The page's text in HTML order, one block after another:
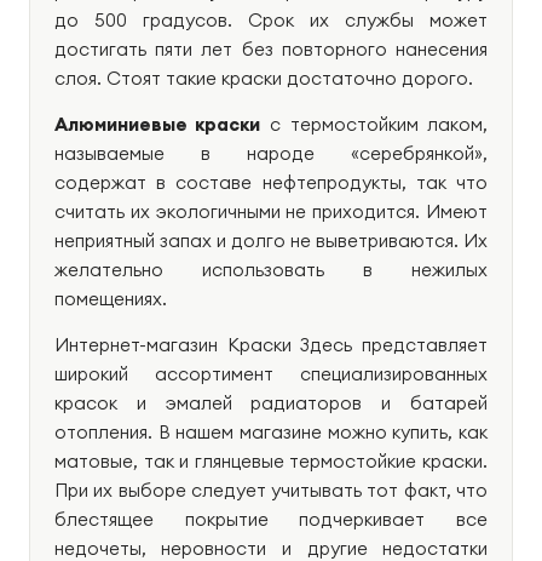
до 500 градусов. Срок их службы может
достигать пяти лет без повторного нанесения
слоя. Стоят такие краски достаточно дорого.
Алюминиевые краски с термостойким лаком,
называемые в народе «серебрянкой»,
содержат в составе нефтепродукты, так что
считать их экологичными не приходится. Имеют
неприятный запах и долго не выветриваются. Их
желательно использовать в нежилых
помещениях.
Интернет-магазин Краски Здесь представляет
широкий ассортимент специализированных
красок и эмалей радиаторов и батарей
отопления. В нашем магазине можно купить, как
матовые, так и глянцевые термостойкие краски.
При их выборе следует учитывать тот факт, что
блестящее покрытие подчеркивает все
недочеты, неровности и другие недостатки